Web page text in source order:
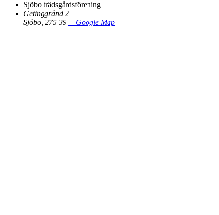
Sjöbo trädsgårdsförening
Getinggränd 2
Sjöbo, 275 39 + Google Map